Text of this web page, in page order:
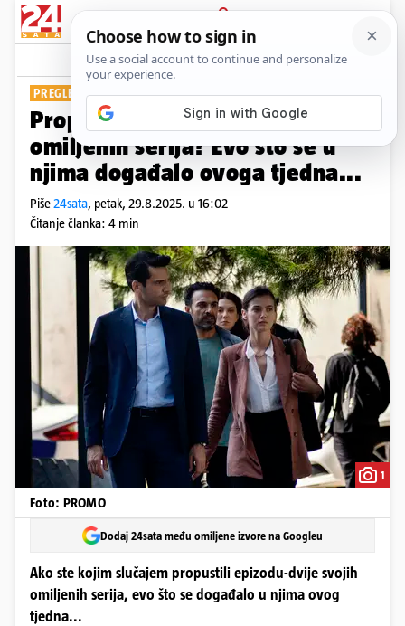
PRIJAVA
Show Komentari
PREGLED TJEDNA
Propustili ste par epizoda svojih
omiljenih serija? Evo što se u
njima događalo ovoga tjedna...
Piše24sata, petak, 29.8.2025. u 16:02
Čitanje članka: 4 min
1
Foto: PROMO
Dodaj 24sata među omiljene izvore na Googleu
Ako ste kojim slučajem propustili epizodu-dvije svojih
omiljenih serija, evo što se događalo u njima ovog
tjedna...